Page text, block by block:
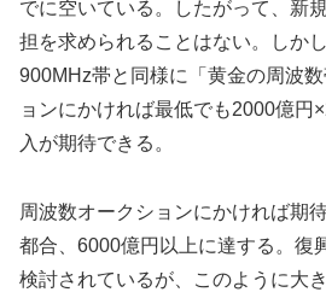
でに空いている。したがって、新
担を求められることはない。しか
900MHz帯と同様に「黄金の周波
ョンにかければ最低でも2000億円
入が期待できる。
周波数オークションにかければ期
都合、6000億円以上に達する。復
検討されているが、このように大